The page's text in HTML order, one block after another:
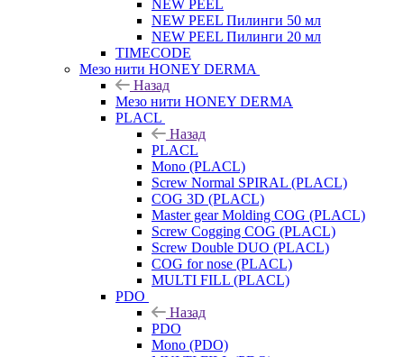
NEW PEEL
NEW PEEL Пилинги 50 мл
NEW PEEL Пилинги 20 мл
TIMECODE
Мезо нити HONEY DERMA
Назад
Мезо нити HONEY DERMA
PLACL
Назад
PLACL
Mono (PLACL)
Screw Normal SPIRAL (PLACL)
COG 3D (PLACL)
Master gear Molding COG (PLACL)
Screw Cogging COG (PLACL)
Screw Double DUO (PLACL)
COG for nose (PLACL)
MULTI FILL (PLACL)
PDO
Назад
PDO
Mono (PDO)